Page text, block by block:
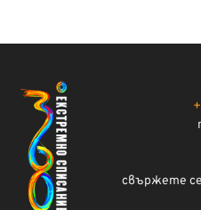
свържете се